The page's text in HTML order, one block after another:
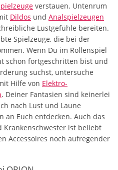
verstauen. Untenrum
Dildos und Analspielzeugen
Lustgefühle bereiten.
Spielzeuge, die bei der
Wenn Du im Rollenspiel
schon fortgeschritten bist und
suchst, untersuche
Hilfe von Elektro-
. Deiner Fantasien sind keinerlei
nach Lust und Laune
an Euch entdecken. Auch das
Krankenschwester ist beliebt
Accessoires noch aufregender